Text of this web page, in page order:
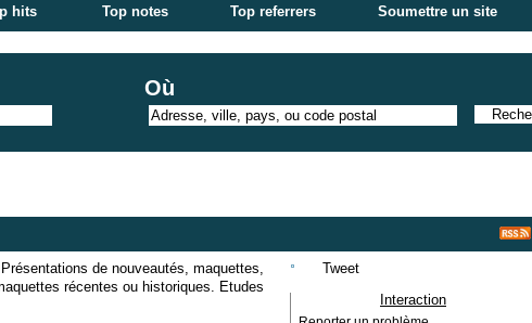
hits Top notes Top referrers Soumettre un site
Où
de nouveautés, maquettes,
récentes ou historiques. Etudes
Tweet
Interaction